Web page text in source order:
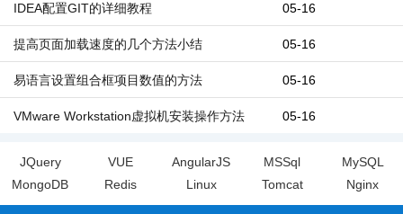
脑开机和关机时间 05-16
IDEA配置GIT的详细教程
05-16
提高页面加载速度的几个方法小结
05-16
易语言设置组合框项目数值的方法
05-16
VMware Workstation虚拟机安装操作方法
JQuery VUE AngularJS MSSql
MySQL
MongoDB
Redis Linux Tomcat Nginx